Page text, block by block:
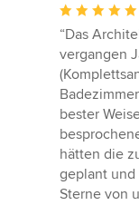
Bewertung:
5
von
5
Sternen
“Das
vergangen
bester
hätten die
geplant
Sterne von